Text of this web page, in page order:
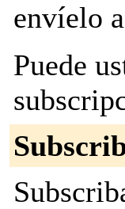
envíelo
Puede